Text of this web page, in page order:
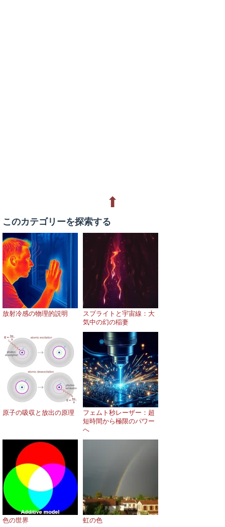
⬆
このカテゴリーを探索する
放射冷感の物理的説明
スプライトと宇宙線：大
気中の幻の稲妻
原子の吸収と放出の原理
フェムト秒レーザー：超
短時間から極限のパワー
へ
色の世界 虹の色